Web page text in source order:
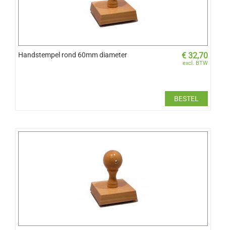
Handstempel rond 60mm diameter € 32,70
excl. BTW
BESTEL